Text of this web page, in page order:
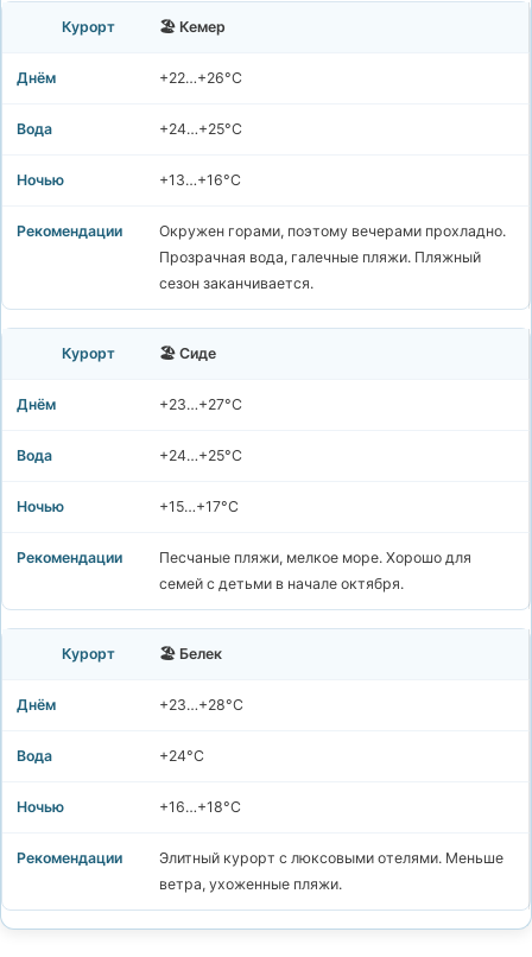
🏖️ Кемер
+22…+26°C
+24…+25°C
+13…+16°C
Окружен горами, поэтому вечерами прохладно.
Прозрачная вода, галечные пляжи. Пляжный
сезон заканчивается.
🏖️ Сиде
+23…+27°C
+24…+25°C
+15…+17°C
Песчаные пляжи, мелкое море. Хорошо для
семей с детьми в начале октября.
🏖️ Белек
+23…+28°C
+24°C
+16…+18°C
Элитный курорт с люксовыми отелями. Меньше
ветра, ухоженные пляжи.